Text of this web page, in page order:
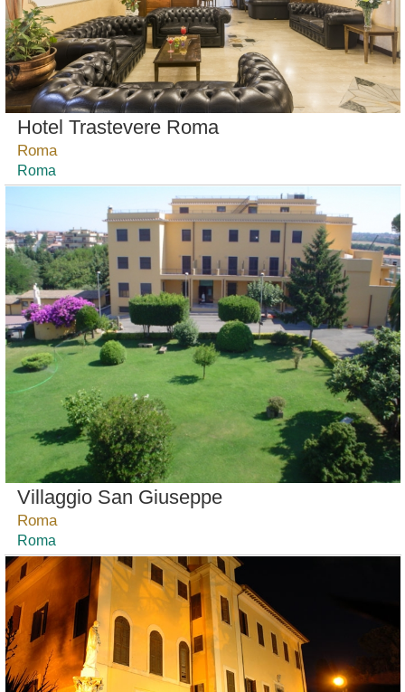
Hotel Trastevere Roma
Roma
Roma
Villaggio San Giuseppe
Roma
Roma